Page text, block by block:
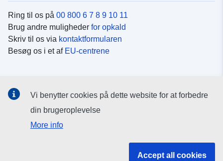
Ring til os på 00 800 6 7 8 9 10 11
Brug andre muligheder for opkald
Skriv til os via kontaktformularen
Besøg os i et af EU-centrene
Søg efter EU's sider påsociale medier
EU-institutioner og -organer
Vi benytter cookies på dette website for at forbedre
din brugeroplevelse
More info
Accept all cookies